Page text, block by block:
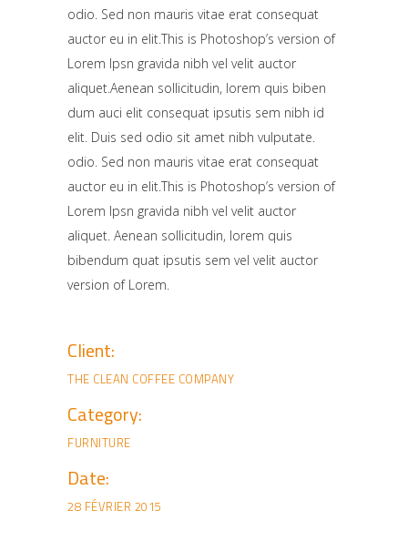
odio. Sed non mauris vitae erat consequat
auctor eu in elit.This is Photoshop’s version of
Lorem Ipsn gravida nibh vel velit auctor
aliquet.Aenean sollicitudin, lorem quis biben
dum auci elit consequat ipsutis sem nibh id
elit. Duis sed odio sit amet nibh vulputate.
odio. Sed non mauris vitae erat consequat
auctor eu in elit.This is Photoshop’s version of
Lorem Ipsn gravida nibh vel velit auctor
aliquet. Aenean sollicitudin, lorem quis
bibendum quat ipsutis sem vel velit auctor
version of Lorem.
Client:
THE CLEAN COFFEE COMPANY
Category:
FURNITURE
Date:
28 FÉVRIER 2015